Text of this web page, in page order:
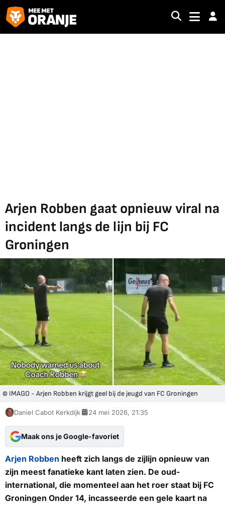
Arjen Robben gaat opnieuw viral na
incident langs de lijn bij FC
Groningen
© IMAGO - Arjen Robben krijgt geel bij de jeugd van FC Groningen
Daniel Cabot Kerkdijk 24 mei 2026, 21:35
Maak ons je Google-favoriet
Arjen Robben heeft zich langs de zijlijn opnieuw van
zijn meest fanatieke kant laten zien. De oud-
international, die momenteel aan het roer staat bij FC
Groningen Onder 14, incasseerde een gele kaart na